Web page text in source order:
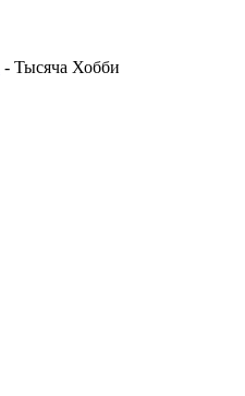
- Тысяча Хобби